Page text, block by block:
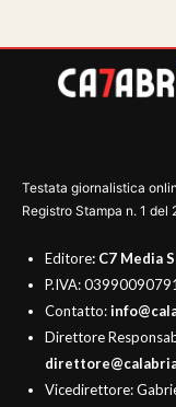
Testata giornalistica
Registro Stampa n. 1
Editore: C7 Media
P.IVA: 03990090791
Contatto:
Direttore
Vicedirettore: